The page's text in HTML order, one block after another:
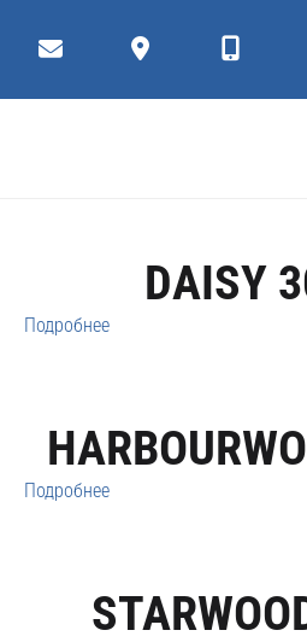
Cersanit
DAISY
Подробнее
Подробнее